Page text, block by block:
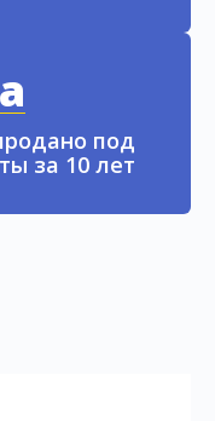
под
за 10 лет